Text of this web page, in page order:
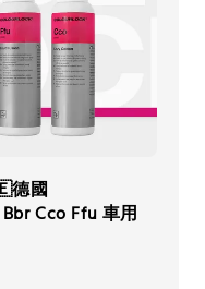
德國
Bbr Cco Ffu 車用